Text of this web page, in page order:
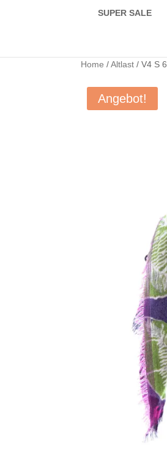
SUPER SALE
Home /Altlast / V4 S 6
Angebot!